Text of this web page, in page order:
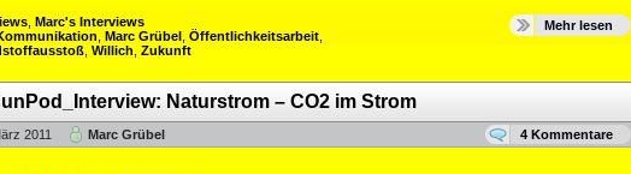
Marc's Interviews
Marc Grübel Öffentlichkeitsarbeit
Willich Zukunft
Mehr lesen
Naturstrom – CO2 im Strom
2011 Marc Grübel 4 Kommentare